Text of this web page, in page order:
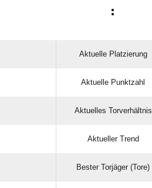
:
Aktuelle Platzierung
Aktuelle Punktzahl
Aktuelles Torverhältnis
Aktueller Trend
Bester Torjäger (Tore)